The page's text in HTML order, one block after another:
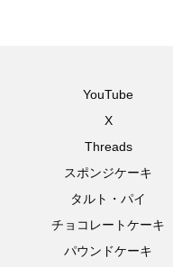
YouTube
X
Threads
スポンジケーキ
タルト・パイ
チョコレートケーキ
パウンドケーキ